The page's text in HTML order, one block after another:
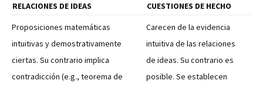
RELACIONES DE IDEAS
CUESTIONES DE HECHO
Proposiciones matemáticas
intuitivas y demostrativamente
ciertas. Su contrario implica
contradicción (e.g., teorema de
Carecen de la evidencia
intuitiva de las relaciones
de ideas. Su contrario es
posible. Se establecen